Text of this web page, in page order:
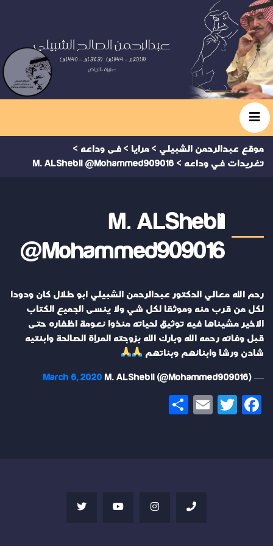
موقع عبدالرحمن الشبيلي > مرايا > فى وداعه >
تغريدات في وداعه >
M. ALShebil @Mohammed909016
M. ALShebil
@Mohammed909016
رحم الله معالي الدكتور عبدالرحمن الشبيلي ابو طلال كان ودودا
لكل من قرب منه وموثقا لكل شي ولا ينسى الجميع الكتاب
الاخير مشيناها فيه توثيق لحياته منذوا نعومة اظفاره حتى
قبل وفاته رحمه الله وبارك الله بزوجته المرإة الصالحة وابنتيه
شادن ورشا وابنائهم وبناتهم
— M. ALShebil (@Mohammed909016)
March 6, 2020
Facebook
Twitter
Email